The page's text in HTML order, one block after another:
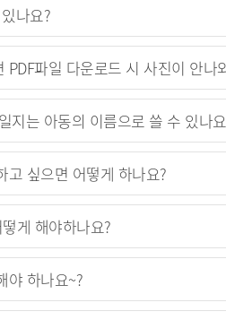
나요?
파일 다운로드 시 사진이 안나
지는 아동의 이름으로 쓸 수 있나
고 싶으면 어떻게 하나요?
게 해야하나요?
야 하나요~?